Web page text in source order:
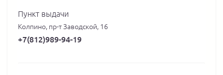
Пункт выдачи
Колпино, пр-т Заводской, 16
+7(812)989-94-19